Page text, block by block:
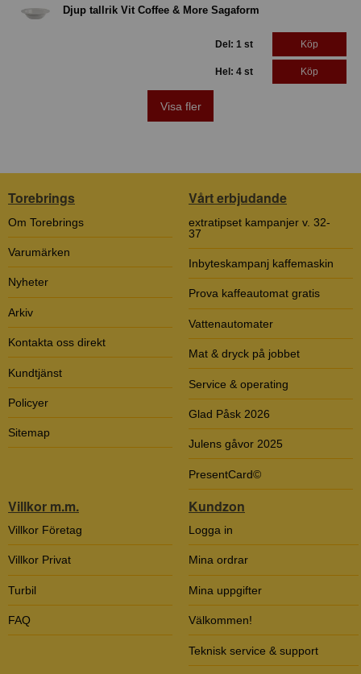
Djup tallrik Vit Coffee & More Sagaform
Del: 1 st Köp
Hel: 4 st Köp
Visa fler
Torebrings
Om Torebrings
Varumärken
Nyheter
Arkiv
Kontakta oss direkt
Kundtjänst
Policyer
Sitemap
Vårt erbjudande
extratipset kampanjer v. 32-
37
Inbyteskampanj kaffemaskin
Prova kaffeautomat gratis
Vattenautomater
Mat & dryck på jobbet
Service & operating
Glad Påsk 2026
Julens gåvor 2025
PresentCard©
Villkor m.m.
Villkor Företag
Villkor Privat
Turbil
FAQ
Kundzon
Logga in
Mina ordrar
Mina uppgifter
Välkommen!
Teknisk service & support